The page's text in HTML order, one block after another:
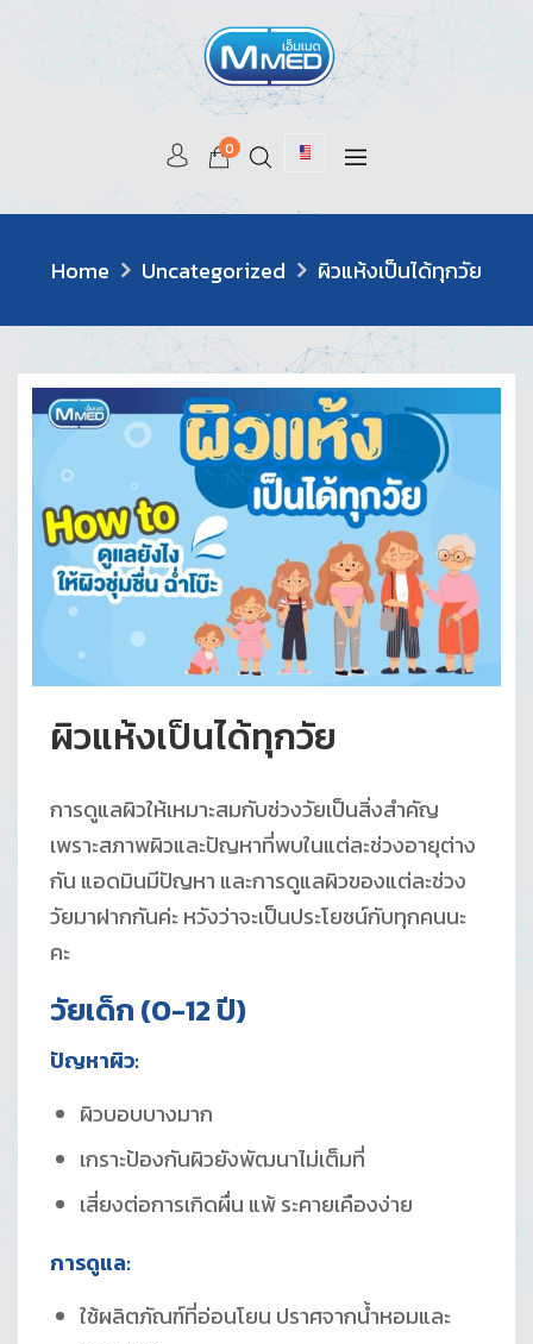
0
Home Uncategorized ผิวแห้งเป็นได้ทุกวัย
ผิวแห้งเป็นได้ทุกวัย
การดูแลผิวให้เหมาะสมกับช่วงวัยเป็นสิ่งสำคัญ
เพราะสภาพผิวและปัญหาที่พบในแต่ละช่วงอายุต่าง
กัน แอดมินมีปัญหา และการดูแลผิวของแต่ละช่วง
วัยมาฝากกันค่ะ หวังว่าจะเป็นประโยชน์กับทุกคนนะ
คะ
วัยเด็ก (0-12 ปี)
ปัญหาผิว:
ผิวบอบบางมาก
เกราะป้องกันผิวยังพัฒนาไม่เต็มที่
เสี่ยงต่อการเกิดผื่น แพ้ ระคายเคืองง่าย
การดูแล:
ใช้ผลิตภัณฑ์ที่อ่อนโยน ปราศจากน้ำหอมและ